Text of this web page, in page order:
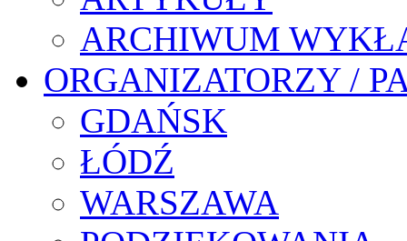
ARCHIWUM
ORGANIZATORZY /
GDAŃSK
ŁÓDŹ
WARSZAWA